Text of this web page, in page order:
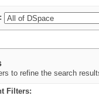
to refine the search
Filters: